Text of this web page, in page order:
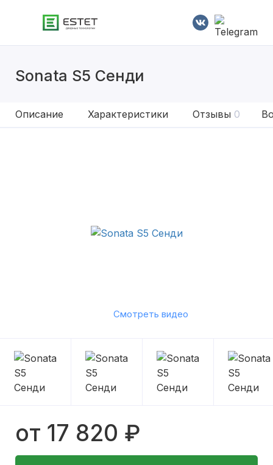
Sonata S5 Сенди
Описание Характеристики Отзывы 0
Смотреть видео
от 17 820 ₽